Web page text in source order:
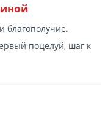
благополучие.
поцелуй, шаг к